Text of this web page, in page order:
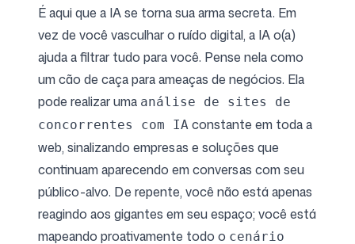
É aqui que a IA se torna sua arma secreta. Em
vez de você vasculhar o ruído digital, a IA o(a)
ajuda a filtrar tudo para você. Pense nela como
um cão de caça para ameaças de negócios. Ela
pode realizar uma análise de sites de
concorrentes com IA constante em toda a
web, sinalizando empresas e soluções que
continuam aparecendo em conversas com seu
público-alvo. De repente, você não está apenas
reagindo aos gigantes em seu espaço; você está
mapeando proativamente todo o cenário